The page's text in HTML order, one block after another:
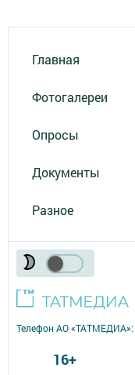
Главная
Фотогалереи
Опросы
Документы
Разное
Телефон АО «ТАТМЕДИА»:
16+